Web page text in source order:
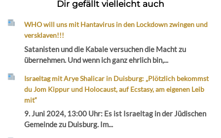
Dir gefällt vielleicht auch
WHO will uns mit Hantavirus in den Lockdown zwingen und
versklaven!!!
Satanisten und die Kabale versuchen die Macht zu
übernehmen. Und wenn ich ganz ehrlich bin,...
Israeltag mit Arye Shalicar in Duisburg: „Plötzlich bekommst
du Jom Kippur und Holocaust, auf Ecstasy, am eigenen Leib
mit“
9. Juni 2024, 13:00 Uhr: Es ist Israeltag in der Jüdischen
Gemeinde zu Duisburg. Im...